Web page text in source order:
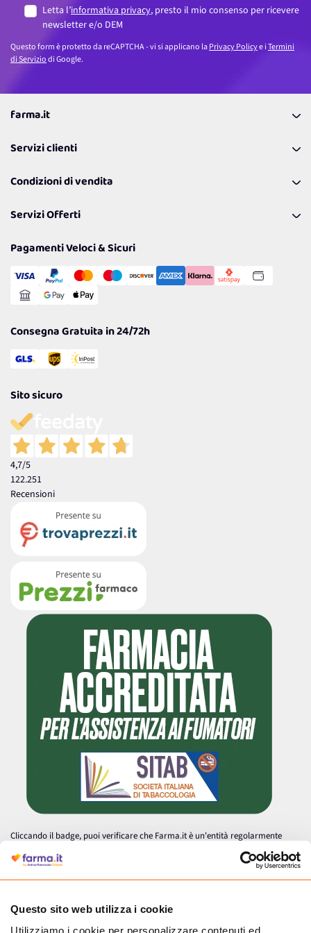
Questo sito web utilizza i cookie
Utilizziamo i cookie per personalizzare contenuti ed
Letta l’informativa privacy, presto il mio consenso per ricevere
newsletter e/o DEM
Questo form è protetto da reCAPTCHA - vi si applicano laPrivacy Policye iTermini
di Serviziodi Google.
farma.it
Coupon
Lavora con noi
Politiche per la parità di genere
Servizi clienti
Richiamami
Resi
Condizioni di vendita
Spedizioni
Cookie Policy
Gestisci Cookie
Servizi Offerti
Reso Facile e Veloce
Pagamenti Veloci & Sicuri
Consegna Gratuita in 24/72h
Sito sicuro
4,7/5
122.251
Recensioni
Cliccando il badge, puoi verificare che Farma.it è un'entità regolarmente
autorizzata dal Ministero della Salute a effettuare la vendita online di
medicinali.